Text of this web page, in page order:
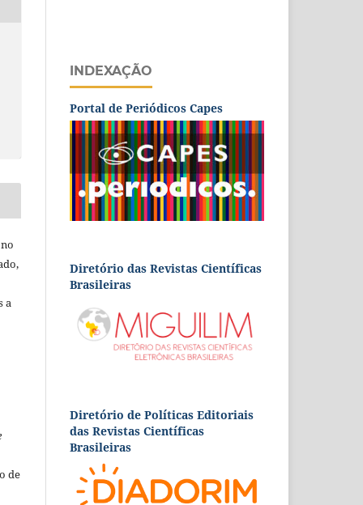
a
de
INDEXAÇÃO
Portal de Periódicos Capes
Diretório das Revistas Científicas
Brasileiras
Diretório de Políticas Editoriais
das Revistas Científicas
Brasileiras